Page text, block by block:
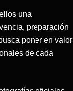
una
preparación
poner en valor
de cada